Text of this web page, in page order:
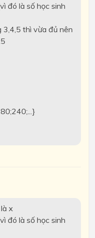
đó là số học sinh
3,4,5 thì vừa đủ nên
x
đó là số học sinh